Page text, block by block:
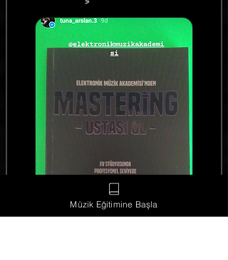
Müzik Eğitimine Başla